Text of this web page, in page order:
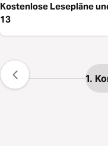
Kostenlose Lesepläne
13
1.